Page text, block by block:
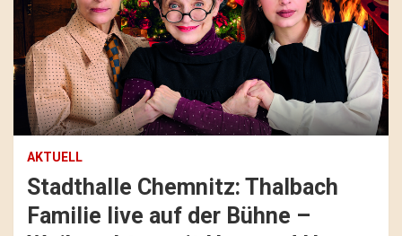
AKTUELL
Stadthalle Chemnitz: Thalbach
Familie live auf der Bühne –